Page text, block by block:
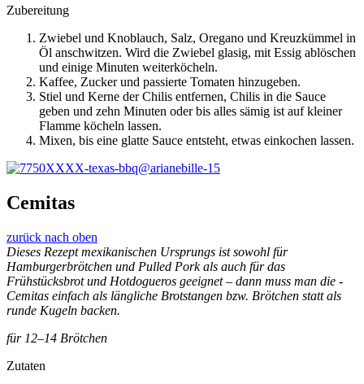
Zubereitung
Zwiebel und Knoblauch, Salz, Oregano und Kreuzkümmel in
Öl anschwitzen. Wird die Zwiebel glasig, mit Essig ablöschen
und einige Minuten weiterköcheln.
Kaffee, Zucker und passierte Tomaten hinzugeben.
Stiel und Kerne der Chilis entfernen, Chilis in die Sauce
geben und zehn Minuten oder bis alles sämig ist auf kleiner
Flamme köcheln lassen.
Mixen, bis eine glatte Sauce entsteht, etwas einkochen lassen.
Cemitas
zurück nach oben
Dieses Rezept mexikanischen Ursprungs ist sowohl für
Hamburgerbrötchen und Pulled Pork als auch für das
Frühstücksbrot und Hotdogueros geeignet – dann muss man die ­
Cemitas einfach als längliche Brotstangen bzw. Brötchen statt als
runde Kugeln backen.
für 12–14 Brötchen
Zutaten